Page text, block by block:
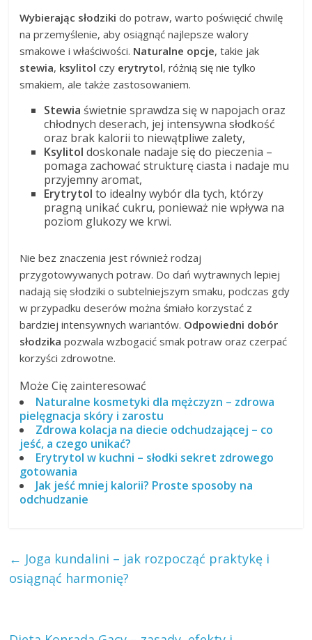
Wybierając słodziki do potraw, warto poświęcić chwilę
na przemyślenie, aby osiągnąć najlepsze walory
smakowe i właściwości. Naturalne opcje, takie jak
stewia, ksylitol czy erytrytol, różnią się nie tylko
smakiem, ale także zastosowaniem.
Stewia świetnie sprawdza się w napojach oraz
chłodnych deserach, jej intensywna słodkość
oraz brak kalorii to niewątpliwe zalety,
Ksylitol doskonale nadaje się do pieczenia –
pomaga zachować strukturę ciasta i nadaje mu
przyjemny aromat,
Erytrytol to idealny wybór dla tych, którzy
pragną unikać cukru, ponieważ nie wpływa na
poziom glukozy we krwi.
Nie bez znaczenia jest również rodzaj
przygotowywanych potraw. Do dań wytrawnych lepiej
nadają się słodziki o subtelniejszym smaku, podczas gdy
w przypadku deserów można śmiało korzystać z
bardziej intensywnych wariantów. Odpowiedni dobór
słodzika pozwala wzbogacić smak potraw oraz czerpać
korzyści zdrowotne.
Może Cię zainteresować
Naturalne kosmetyki dla mężczyzn – zdrowa
pielęgnacja skóry i zarostu
Zdrowa kolacja na diecie odchudzającej – co
jeść, a czego unikać?
Erytrytol w kuchni – słodki sekret zdrowego
gotowania
Jak jeść mniej kalorii? Proste sposoby na
odchudzanie
← Joga kundalini – jak rozpocząć praktykę i
osiągnąć harmonię?